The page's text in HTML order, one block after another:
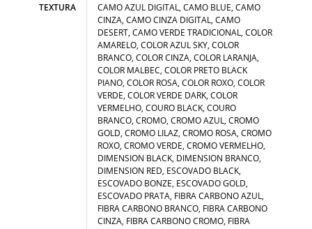
TEXTURA
CAMO AZUL DIGITAL, CAMO BLUE, CAMO
CINZA, CAMO CINZA DIGITAL, CAMO
DESERT, CAMO VERDE TRADICIONAL, COLOR
AMARELO, COLOR AZUL SKY, COLOR
BRANCO, COLOR CINZA, COLOR LARANJA,
COLOR MALBEC, COLOR PRETO BLACK
PIANO, COLOR ROSA, COLOR ROXO, COLOR
VERDE, COLOR VERDE DARK, COLOR
VERMELHO, COURO BLACK, COURO
BRANCO, CROMO, CROMO AZUL, CROMO
GOLD, CROMO LILAZ, CROMO ROSA, CROMO
ROXO, CROMO VERDE, CROMO VERMELHO,
DIMENSION BLACK, DIMENSION BRANCO,
DIMENSION RED, ESCOVADO BLACK,
ESCOVADO BONZE, ESCOVADO GOLD,
ESCOVADO PRATA, FIBRA CARBONO AZUL,
FIBRA CARBONO BRANCO, FIBRA CARBONO
CINZA, FIBRA CARBONO CROMO, FIBRA